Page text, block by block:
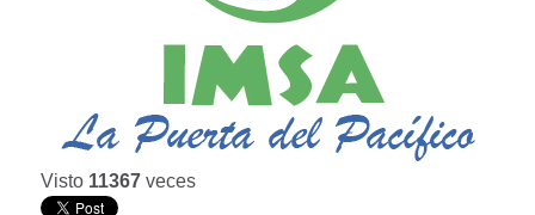
Visto 11367 veces